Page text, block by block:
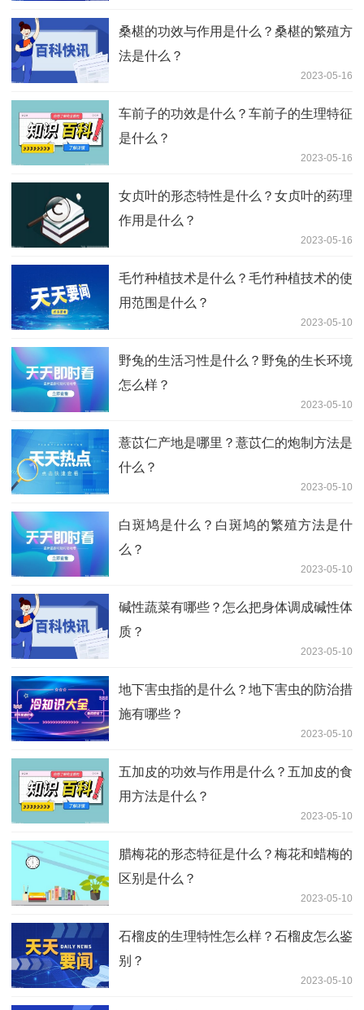
桑椹的功效与作用是什么？桑椹的繁殖方
法是什么？
2023-05-16
车前子的功效是什么？车前子的生理特征
是什么？
2023-05-16
女贞叶的形态特性是什么？女贞叶的药理
作用是什么？
2023-05-16
毛竹种植技术是什么？毛竹种植技术的使
用范围是什么？
2023-05-10
野兔的生活习性是什么？野兔的生长环境
怎么样？
2023-05-10
薏苡仁产地是哪里？薏苡仁的炮制方法是
什么？
2023-05-10
白斑鸠是什么？白斑鸠的繁殖方法是什
么？
2023-05-10
碱性蔬菜有哪些？怎么把身体调成碱性体
质？
2023-05-10
地下害虫指的是什么？地下害虫的防治措
施有哪些？
2023-05-10
五加皮的功效与作用是什么？五加皮的食
用方法是什么？
2023-05-10
腊梅花的形态特征是什么？梅花和蜡梅的
区别是什么？
2023-05-10
石榴皮的生理特性怎么样？石榴皮怎么鉴
别？
2023-05-10